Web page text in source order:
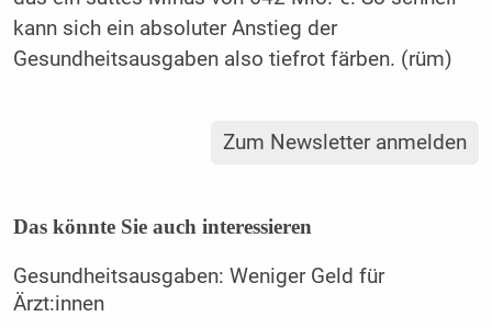
kann sich ein absoluter Anstieg der
Gesundheitsausgaben also tiefrot färben. (rüm)
Zum Newsletter anmelden
Das könnte Sie auch interessieren
Gesundheitsausgaben: Weniger Geld für
Ärzt:innen